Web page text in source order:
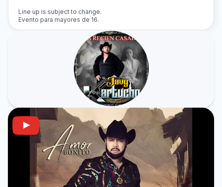
Line up is subject to change.
Evento para mayores de 16.